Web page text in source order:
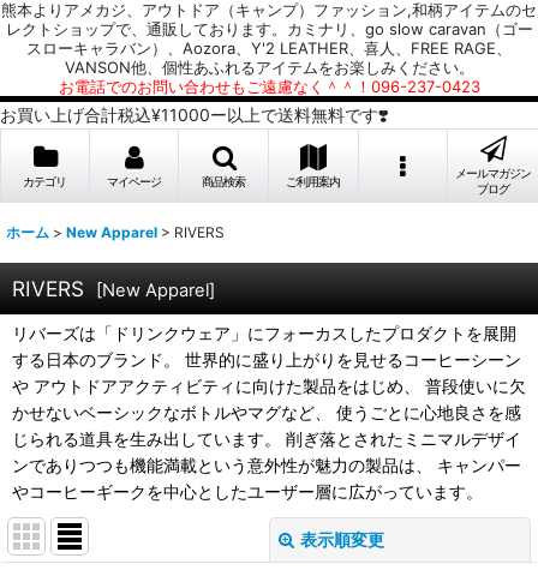
熊本よりアメカジ、アウトドア（キャンプ）ファッション,和柄アイテムのセ
レクトショップで、通販しております。カミナリ、go slow caravan（ゴー
スローキャラバン）、Aozora、Y'2 LEATHER、喜人、FREE RAGE、
VANSON他、個性あふれるアイテムをお楽しみください。
お電話でのお問い合わせもご遠慮なく＾＾！096-237-0423
お買い上げ合計税込¥11000ー以上で送料無料です❣️
カテゴリ マイページ 商品検索 ご利用案内
メールマガジン
ブログ
ホーム > New Apparel > RIVERS
RIVERS [New Apparel]
リバーズは「ドリンクウェア」にフォーカスしたプロダクトを展開
する日本のブランド。 世界的に盛り上がりを見せるコーヒーシーン
や アウトドアアクティビティに向けた製品をはじめ、 普段使いに欠
かせないベーシックなボトルやマグなど、 使うごとに心地良さを感
じられる道具を生み出しています。 削ぎ落とされたミニマルデザイ
ンでありつつも機能満載という意外性が魅力の製品は、 キャンパー
やコーヒーギークを中心としたユーザー層に広がっています。
表示順変更